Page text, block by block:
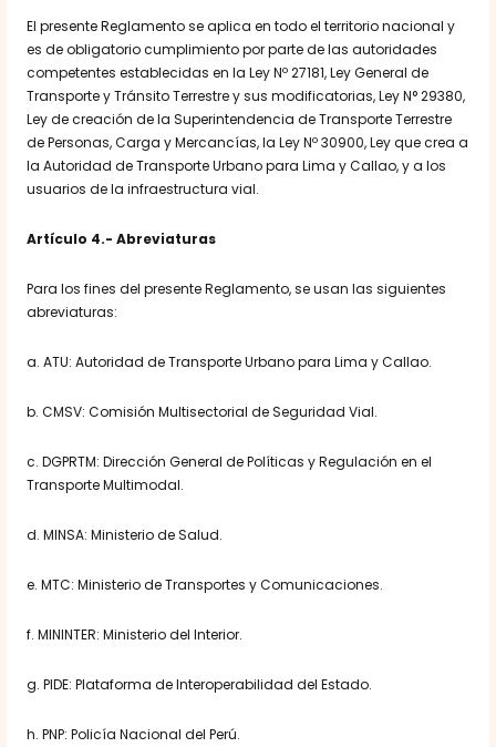
El presente Reglamento se aplica en todo el territorio nacional y
es de obligatorio cumplimiento por parte de las autoridades
competentes establecidas en la Ley Nº 27181, Ley General de
Transporte y Tránsito Terrestre y sus modificatorias, Ley N° 29380,
Ley de creación de la Superintendencia de Transporte Terrestre
de Personas, Carga y Mercancías, la Ley Nº 30900, Ley que crea a
la Autoridad de Transporte Urbano para Lima y Callao, y a los
usuarios de la infraestructura vial.
Artículo 4.- Abreviaturas
Para los fines del presente Reglamento, se usan las siguientes
abreviaturas:
a. ATU: Autoridad de Transporte Urbano para Lima y Callao.
b. CMSV: Comisión Multisectorial de Seguridad Vial.
c. DGPRTM: Dirección General de Políticas y Regulación en el
Transporte Multimodal.
d. MINSA: Ministerio de Salud.
e. MTC: Ministerio de Transportes y Comunicaciones.
f. MININTER: Ministerio del Interior.
g. PIDE: Plataforma de Interoperabilidad del Estado.
h. PNP: Policía Nacional del Perú.